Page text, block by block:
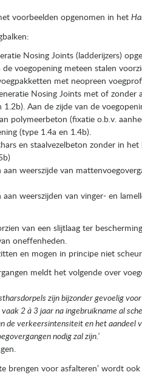
voorbeelden opgenomen in het
Nosing Joints (ladderijzers)
de voegopening meteen stalen
met neopreen
Nosing Joints met of zonder
1.2b). Aan de zijde van de
polymeerbeton (fixatie o.b.v.
(type 1.4a en 1.4b).
en staalvezelbeton zonder in
weerszijde van
weerszijden van vinger- en
van een slijtlaag ter
oneffenheden.
en mogen in principe niet
meldt het volgende over
zijn bijzonder gevoelig
2 à 3 jaar na ingebruikname al
de verkeersintensiteit en het aandeel
nodig zal zijn.’
brengen voor asfalteren’ wordt